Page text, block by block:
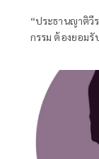
“ประธานญาติวี
กรรม ต้องยอมรั
เป็น ”พระราช
ปีส่วนใหญ่เข้า
คดีม.112 ให้ข